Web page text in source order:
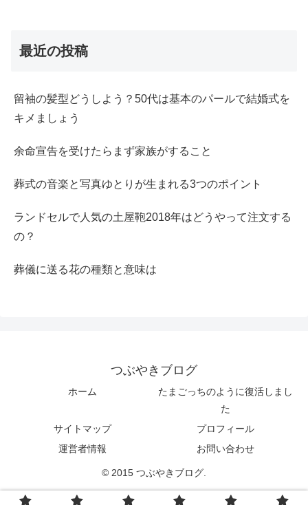
最近の投稿
留袖の髪型どうしよう？50代は基本のパールで結婚式を
キメましょう
余命宣告を受けたらまず家族がすること
葬式の音楽と写真ゆとりが生まれる3つのポイント
ランドセルで人気の土屋鞄2018年はどうやって注文する
の？
葬儀に送る花の種類と意味は
つぶやきブログ
ホーム
たまごっちのように復活しまし
た
サイトマップ
プロフィール
運営者情報
お問い合わせ
© 2015 つぶやきブログ.